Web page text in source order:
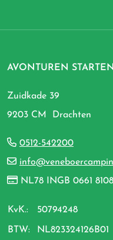
AVONTUREN
Zuidkade 39
9203 CM Drachten
0512-542200
NL78 INGB 0661
KvK.: 50794248
BTW: NL823324126B01